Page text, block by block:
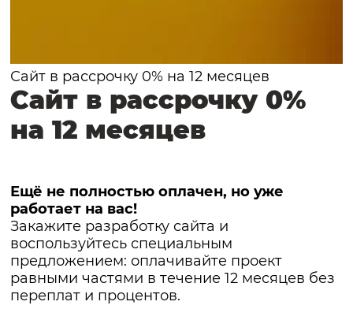
Сайт в рассрочку 0% на 12 месяцев
Сайт в рассрочку 0%
на 12 месяцев
Ещё не полностью оплачен, но уже
работает на вас!
Закажите разработку сайта и
воспользуйтесь специальным
предложением: оплачивайте проект
равными частями в течение 12 месяцев без
переплат и процентов.